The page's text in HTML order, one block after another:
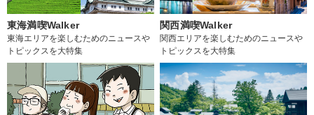
東海満喫Walker
東海エリアを楽しむためのニュースや
トピックスを大特集
関西満喫Walker
関西エリアを楽しむためのニュースや
トピックスを大特集